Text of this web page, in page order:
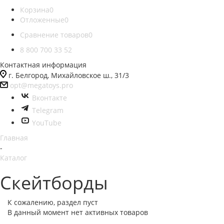
Корзина0
Отложенные0
Сравнение товаров0
8 800 700 33 52
Контактная информация
г. Белгород, Михайловское ш., 31/3
opt@megatoys.pro
Вконтакте
Telegram
YouTube
Главная
-
Каталог
Скейтборды
К сожалению, раздел пуст
В данный момент нет активных товаров